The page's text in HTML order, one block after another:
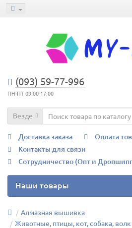
(093) 59-77-996
ПН-ПТ 09:00-17:00
Везде
Доставка заказа
Оплата
Контакты для связи
Сотрудничество (Опт и
Наши товары
Алмазная вышивка
Животные, птицы, кот, собака,